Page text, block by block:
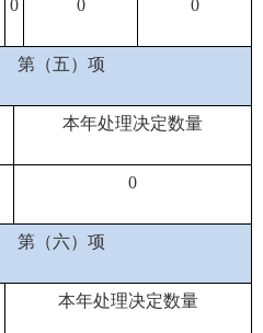
0 0 0
第（五）项
本年处理决定数量
0
第（六）项
本年处理决定数量